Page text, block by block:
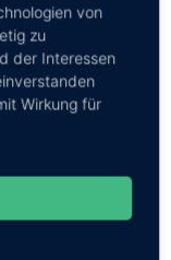
per
/ Tickets
Dauer:8h
von
zu
der Interessen
Wirkung für